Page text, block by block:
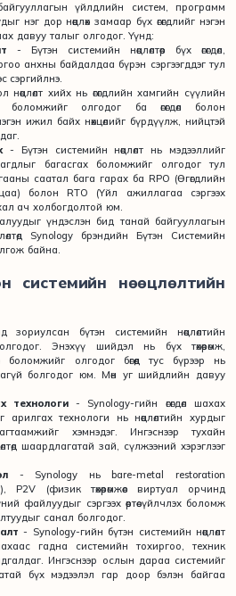
байгууллагын үйлдлийн систем, программ
нэг дор нөөцлөх замаар бүх өгөгдлийг нэгэн
давуу талыг олгодог. Үүнд:
- Бүтэн системийн нөөцлөлтөөр бүх өгөгдөл,
анхны байдалдаа бүрэн сэргээгддэг тул
сэргийлнэ.
нөөцлөлт хийх нь өгөгдлийн хамгийн сүүлийн
боломжийг олгодог ба өгөгдөл болон
ижил байх нөхцөлийг бүрдүүлж, нийцтэй
- Бүтэн системийн нөөцлөлт нь мэдээллийг
багасгах боломжийг олгодог тул
саатал бага гарах ба RPO (Өгөгдлийн
болон RTO (Үйл ажиллагаа сэргээх
ач холбогдолтой юм.
үндэслэн бид танай байгууллагын
Synology брэндийн Бүтэн Системийн
байна.
системийн нөөцлөлтийн
зориулсан бүтэн системийн нөөцлөлтийн
Энэхүү шийдэл нь бүх төхөөрөмж,
боломжийг олгодог бөгөөд тус бүрээр нь
болгодог юм. Мөн уг шийдлийн давуу
технологи- Synology-гийн өгөгдөл шахах
арилгах технологи нь нөөцлөлтийн хурдыг
хэмнэдэг. Ингэснээр тухайн
шаардлагатай зай, сүлжээний хэрэглээг
- Synology нь bare-metal restoration
P2V (физик төхөөрөмжөөс виртуал орчинд
файлуудыг сэргээх өөртөө үйлчлэх боломж
санал болгодог.
- Synology-гийн бүтэн системийн нөөцлөлт
гадна системийн тохиргоо, техник
Ингэснээр ослын дараа системийг
бүх мэдээлэл гар доор бэлэн байгаа